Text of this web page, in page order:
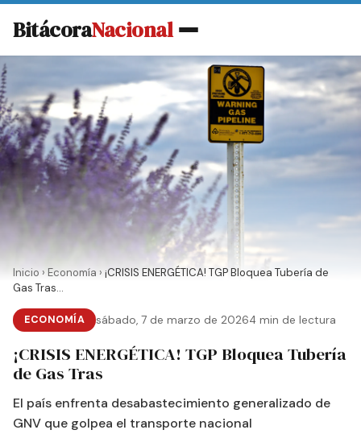
BitácoraNacional
Inicio › Economía › ¡CRISIS ENERGÉTICA! TGP Bloquea Tubería de
Gas Tras...
ECONOMÍA sábado, 7 de marzo de 20264 min de lectura
¡CRISIS ENERGÉTICA! TGP Bloquea Tubería
de Gas Tras
El país enfrenta desabastecimiento generalizado de
GNV que golpea el transporte nacional